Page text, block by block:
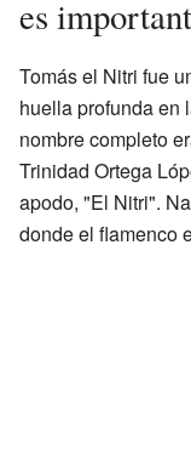
es
Tomás el Nitri fue
huella profunda en
nombre completo
Trinidad Ortega
apodo, "El Nitri".
donde el flamenco